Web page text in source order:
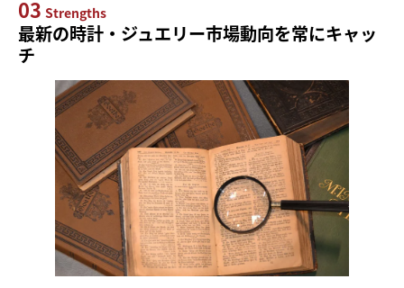
03 Strengths
最新の時計・ジュエリー市場動向を常にキャッ
チ